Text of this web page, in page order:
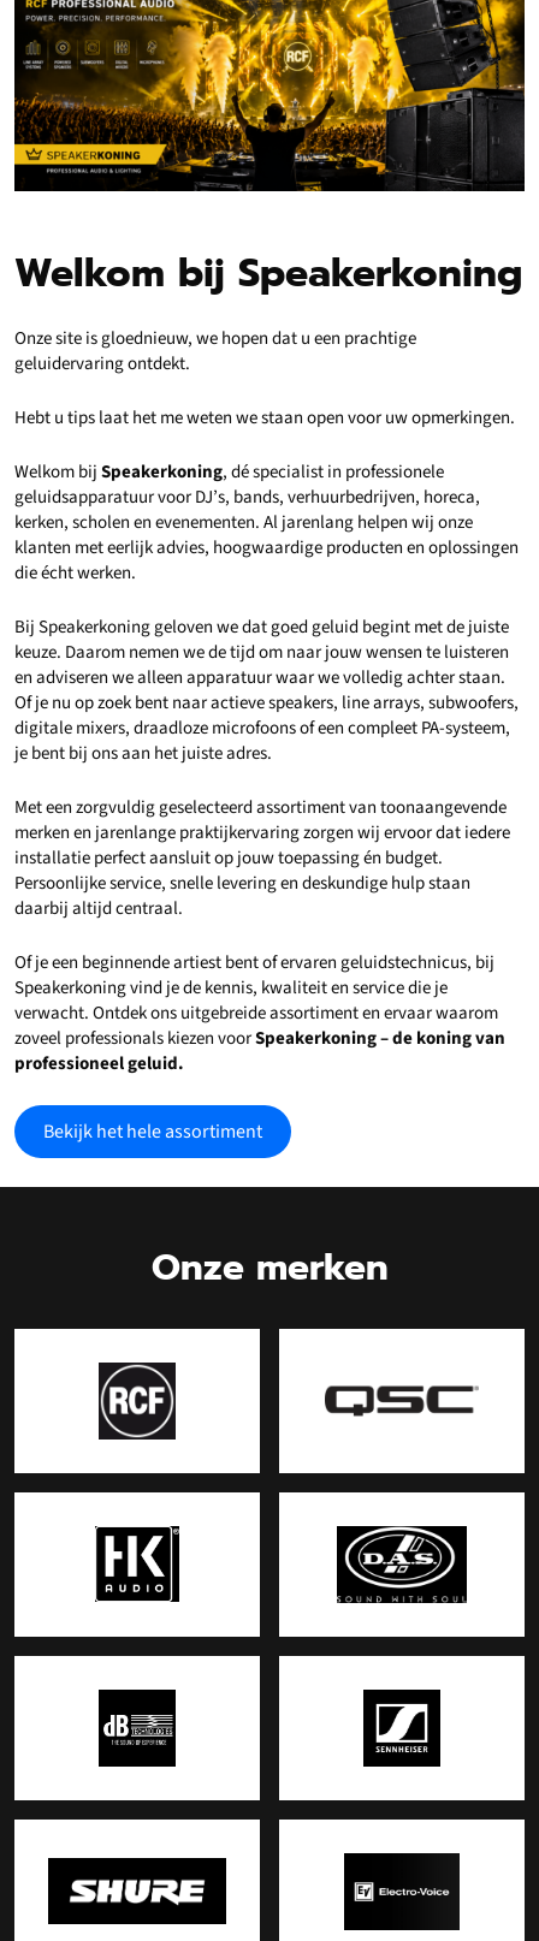
Welkom bij Speakerkoning
Onze site is gloednieuw, we hopen dat u een prachtige
geluidervaring ontdekt.
Hebt u tips laat het me weten we staan open voor uw opmerkingen.
Welkom bijSpeakerkoning, dé specialist in professionele
geluidsapparatuur voor DJ’s, bands, verhuurbedrijven, horeca,
kerken, scholen en evenementen. Al jarenlang helpen wij onze
klanten met eerlijk advies, hoogwaardige producten en oplossingen
die écht werken.
Bij Speakerkoning geloven we dat goed geluid begint met de juiste
keuze. Daarom nemen we de tijd om naar jouw wensen te luisteren
en adviseren we alleen apparatuur waar we volledig achter staan.
Of je nu op zoek bent naar actieve speakers, line arrays, subwoofers,
digitale mixers, draadloze microfoons of een compleet PA-systeem,
je bent bij ons aan het juiste adres.
Met een zorgvuldig geselecteerd assortiment van toonaangevende
merken en jarenlange praktijkervaring zorgen wij ervoor dat iedere
installatie perfect aansluit op jouw toepassing én budget.
Persoonlijke service, snelle levering en deskundige hulp staan
daarbij altijd centraal.
Of je een beginnende artiest bent of ervaren geluidstechnicus, bij
Speakerkoning vind je de kennis, kwaliteit en service die je
verwacht. Ontdek ons uitgebreide assortiment en ervaar waarom
zoveel professionals kiezen voorSpeakerkoning – de koning van
professioneel geluid.
Bekijk het hele assortiment
Onze merken